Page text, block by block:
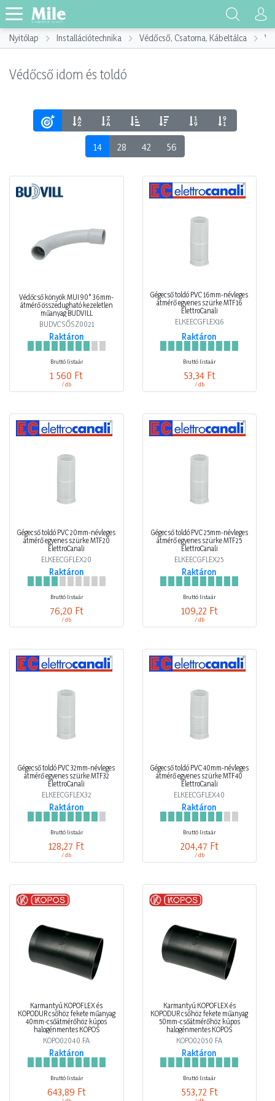
Nyitólap Installációtechnika Védőcső, Csatorna, Kábeltálca
Védőcső idom és toldó
14 28 42 56
Védőcső könyök MÜI 90° 36mm-
átmérő összedugható kezeletlen
műanyag BUDVILL
BUDVCSŐSZ0021
Raktáron
Bruttó listaár
1 560 Ft
/ db
Gégecső toldó PVC 16mm-névleges
átmérő egyenes szürke MTF16
ElettroCanali
ELKEECGFLEX16
Raktáron
Bruttó listaár
53,34 Ft
/ db
Gégecső toldó PVC 20mm-névleges
átmérő egyenes szürke MTF20
ElettroCanali
ELKEECGFLEX20
Raktáron
Bruttó listaár
76,20 Ft
/ db
Gégecső toldó PVC 25mm-névleges
átmérő egyenes szürke MTF25
ElettroCanali
ELKEECGFLEX25
Raktáron
Bruttó listaár
109,22 Ft
/ db
Gégecső toldó PVC 32mm-névleges
átmérő egyenes szürke MTF32
ElettroCanali
ELKEECGFLEX32
Raktáron
Bruttó listaár
128,27 Ft
/ db
Gégecső toldó PVC 40mm-névleges
átmérő egyenes szürke MTF40
ElettroCanali
ELKEECGFLEX40
Raktáron
Bruttó listaár
204,47 Ft
/ db
Karmantyú KOPOFLEX és
KOPODUR csőhöz fekete műanyag
40mm-csőátmérőhöz kúpos
halogénmentes KOPOS
KOPO02040 FA
Raktáron
Bruttó listaár
643,89 Ft
Karmantyú KOPOFLEX és
KOPODUR csőhöz fekete műanyag
50mm-csőátmérőhöz kúpos
halogénmentes KOPOS
KOPO02050 FA
Raktáron
Bruttó listaár
553,72 Ft